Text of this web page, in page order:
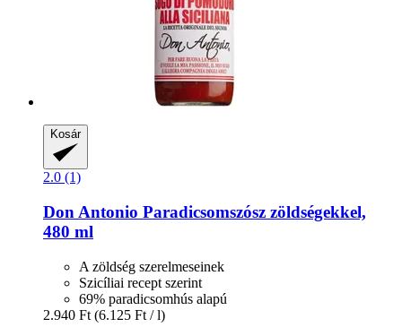
Kosár
2.0 (1)
Don Antonio Paradicsomszósz zöldségekkel,
480 ml
A zöldség szerelmeseinek
Szicíliai recept szerint
69% paradicsomhús alapú
2.940 Ft (6.125 Ft / l)